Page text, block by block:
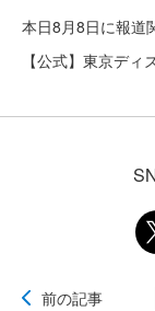
本日8月8日に報道
【公式】東京デ
前の記事